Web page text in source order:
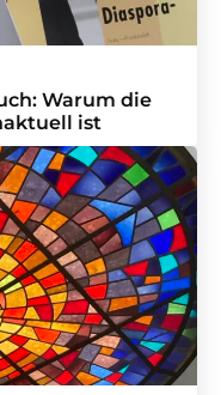
Warum die
ist